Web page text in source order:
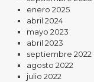
enero 2025
abril 2024
mayo 2023
abril 2023
septiembre 2022
agosto 2022
julio 2022